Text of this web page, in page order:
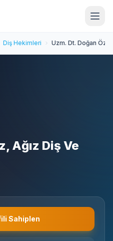
Diş Hekimleri Uzm. Dt. Doğan Öz,
Ağız Diş Ve
Sahiplen